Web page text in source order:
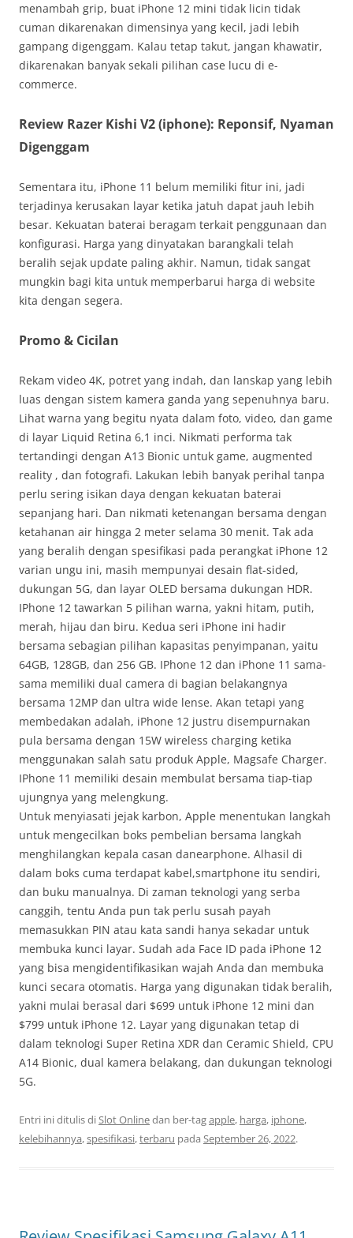
menambah grip, buat iPhone 12 mini tidak licin tidak
cuman dikarenakan dimensinya yang kecil, jadi lebih
gampang digenggam. Kalau tetap takut, jangan khawatir,
dikarenakan banyak sekali pilihan case lucu di e-
commerce.
Review Razer Kishi V2 (iphone): Reponsif, Nyaman
Digenggam
Sementara itu, iPhone 11 belum memiliki fitur ini, jadi
terjadinya kerusakan layar ketika jatuh dapat jauh lebih
besar. Kekuatan baterai beragam terkait penggunaan dan
konfigurasi. Harga yang dinyatakan barangkali telah
beralih sejak update paling akhir. Namun, tidak sangat
mungkin bagi kita untuk memperbarui harga di website
kita dengan segera.
Promo & Cicilan
Rekam video 4K, potret yang indah, dan lanskap yang lebih
luas dengan sistem kamera ganda yang sepenuhnya baru.
Lihat warna yang begitu nyata dalam foto, video, dan game
di layar Liquid Retina 6,1 inci. Nikmati performa tak
tertandingi dengan A13 Bionic untuk game, augmented
reality , dan fotografi. Lakukan lebih banyak perihal tanpa
perlu sering isikan daya dengan kekuatan baterai
sepanjang hari. Dan nikmati ketenangan bersama dengan
ketahanan air hingga 2 meter selama 30 menit. Tak ada
yang beralih dengan spesifikasi pada perangkat iPhone 12
varian ungu ini, masih mempunyai desain flat-sided,
dukungan 5G, dan layar OLED bersama dukungan HDR.
IPhone 12 tawarkan 5 pilihan warna, yakni hitam, putih,
merah, hijau dan biru. Kedua seri iPhone ini hadir
bersama sebagian pilihan kapasitas penyimpanan, yaitu
64GB, 128GB, dan 256 GB. IPhone 12 dan iPhone 11 sama-
sama memiliki dual camera di bagian belakangnya
bersama 12MP dan ultra wide lense. Akan tetapi yang
membedakan adalah, iPhone 12 justru disempurnakan
pula bersama dengan 15W wireless charging ketika
menggunakan salah satu produk Apple, Magsafe Charger.
IPhone 11 memiliki desain membulat bersama tiap-tiap
ujungnya yang melengkung.
Untuk menyiasati jejak karbon, Apple menentukan langkah
untuk mengecilkan boks pembelian bersama langkah
menghilangkan kepala casan danearphone. Alhasil di
dalam boks cuma terdapat kabel,smartphone itu sendiri,
dan buku manualnya. Di zaman teknologi yang serba
canggih, tentu Anda pun tak perlu susah payah
memasukkan PIN atau kata sandi hanya sekadar untuk
membuka kunci layar. Sudah ada Face ID pada iPhone 12
yang bisa mengidentifikasikan wajah Anda dan membuka
kunci secara otomatis. Harga yang digunakan tidak beralih,
yakni mulai berasal dari $699 untuk iPhone 12 mini dan
$799 untuk iPhone 12. Layar yang digunakan tetap di
dalam teknologi Super Retina XDR dan Ceramic Shield, CPU
A14 Bionic, dual kamera belakang, dan dukungan teknologi
5G.
Entri ini ditulis diSlot Onlinedan ber-tagapple, harga, iphone,
kelebihannya,spesifikasi,terbaru pada September 26, 2022.